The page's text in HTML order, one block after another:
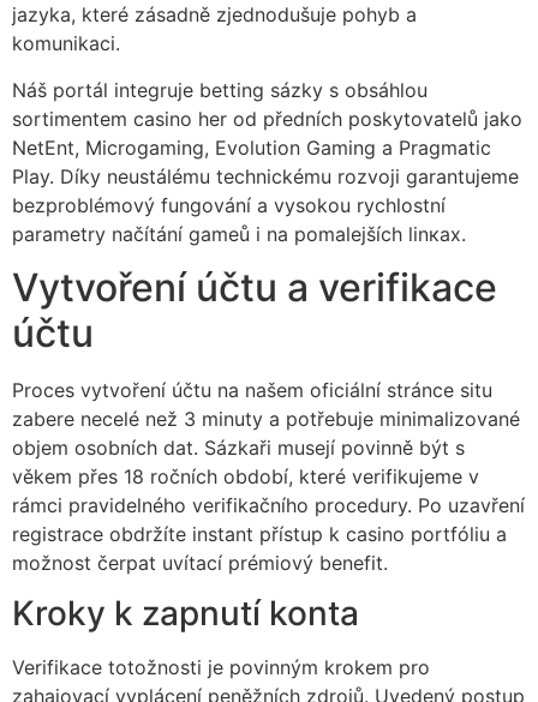
panel
panel
panel
panel
panel
panel
panel
panel
panel
Panel
jazyka, které zásadně zjednodušuje pohyb a
komunikaci.
Náš portál integruje betting sázky s obsáhlou
sortimentem casino her od předních poskytovatelů jako
NetEnt, Microgaming, Evolution Gaming a Pragmatic
Play. Díky neustálému technickému rozvoji garantujeme
bezproblémový fungování a vysokou rychlostní
parametry načítání gameů i na pomalejších linках.
Vytvoření účtu a verifikace
účtu
Proces vytvoření účtu na našem oficiální stránce situ
zabere necelé než 3 minuty a potřebuje minimalizované
objem osobních dat. Sázkaři musejí povinně být s
věkem přes 18 ročních období, které verifikujeme v
rámci pravidelného verifikačního procedury. Po uzavření
registrace obdržíte instant přístup k casino portfóliu a
možnost čerpat uvítací prémiový benefit.
Kroky k zapnutí konta
Verifikace totožnosti je povinným krokem pro
zahajovací vyplácení peněžních zdrojů. Uvedený postup